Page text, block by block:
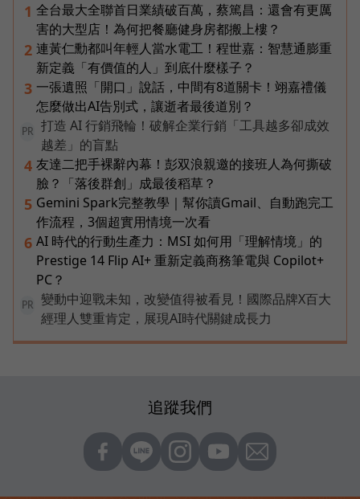
1 全台最大全聯首日業績破百萬，蔡篤昌：還會有更厲
害的大型店！為何把餐廳健身房都搬上樓？
2 連黃仁勳都叫年輕人當水電工！程世嘉：智慧通膨重
新定義「有價值的人」到底什麼樣子？
3 一張遺照「開口」說話，中間有8道關卡！翊嘉禮儀
怎麼做出AI告別式，讓逝者最後道別？
PR
打造 AI 行銷飛輪！破解企業行銷「工具越多卻成效
越差」的盲點
4 友達二把手裸辭內幕！彭双浪親邀的接班人為何撕破
臉？「落後群創」成最後稻草？
5 Gemini Spark完整教學｜幫你讀Gmail、自動跑完工
作流程，3個超實用情境一次看
6 AI 時代的行動生產力：MSI 如何用「理解情境」的
Prestige 14 Flip AI+ 重新定義商務筆電與 Copilot+
PC？
PR
變動中迎戰未知，改變值得被看見！國際品牌X百大
經理人雙重肯定，展現AI時代關鍵成長力
追蹤我們